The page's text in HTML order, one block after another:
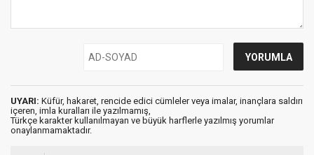
UYARI: Küfür, hakaret, rencide edici cümleler veya imalar, inançlara saldırı
içeren, imla kuralları ile yazılmamış,
Türkçe karakter kullanılmayan ve büyük harflerle yazılmış yorumlar
onaylanmamaktadır.